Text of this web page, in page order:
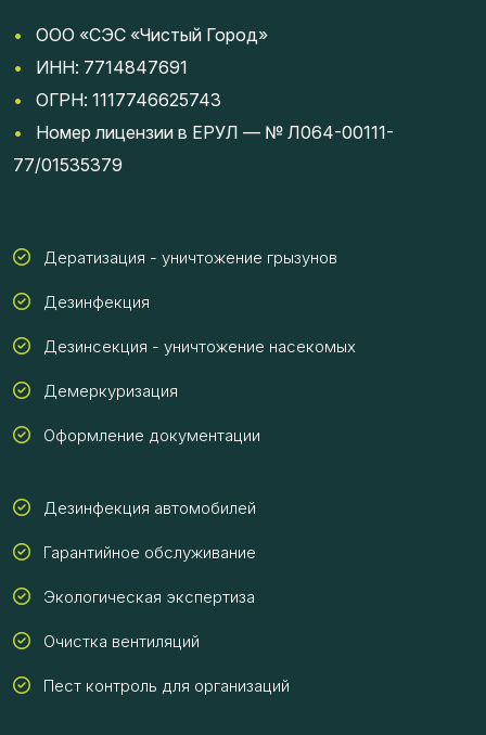
• ООО «СЭС «Чистый Город»
•
ИНН: 7714847691
• ОГРН: 1117746625743
• Номер лицензии в ЕРУЛ — № Л064-00111-
77/01535379
Дератизация - уничтожение грызунов
Дезинфекция
Дезинсекция - уничтожение насекомых
Демеркуризация
Оформление документации
Дезинфекция автомобилей
Гарантийное обслуживание
Экологическая экспертиза
Очистка вентиляций
Пест контроль для организаций